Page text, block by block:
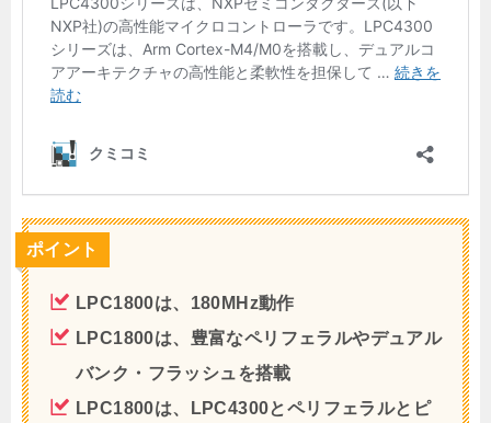
ポイント
LPC1800は、180MHz動作
LPC1800は、豊富なペリフェラルやデュアル
バンク・フラッシュを搭載
LPC1800は、LPC4300とペリフェラルとピ